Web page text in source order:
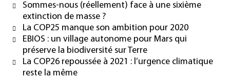
Sommes-nous (réellement) face à une sixième
extinction de masse ?
La COP25 manque son ambition pour 2020
EBIOS : un village autonome pour Mars qui
préserve la biodiversité sur Terre
La COP26 repoussée à 2021 : l’urgence climatique
reste la même